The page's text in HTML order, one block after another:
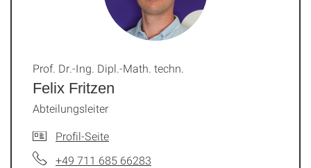
Felix Fritzen
Prof. Dr.-Ing. Dipl.-Math. techn.
Abteilungsleiter
Profil-Seite
+49 711 685 66283